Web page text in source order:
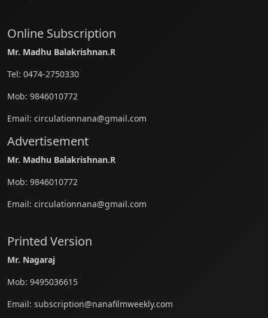
Online Subscription
Mr. Madhu Balakrishnan.R
Tel: 0474-2750330
Mob: 9846010772
Email: circulationnana@gmail.com
Advertisement
Mr. Madhu Balakrishnan.R
Mob: 9846010772
Email: circulationnana@gmail.com
Printed Version
Mr. Nagaraj
Mob: 9495036615
Email: subscription@nanafilmweekly.com